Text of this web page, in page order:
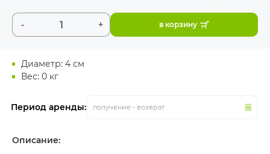
Диаметр: 4 см
Вес: 0 кг
Период аренды: получение - возврат
- + в корзину
Описание: